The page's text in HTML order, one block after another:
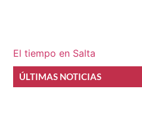
El tiempo en Salta
ÚLTIMAS NOTICIAS